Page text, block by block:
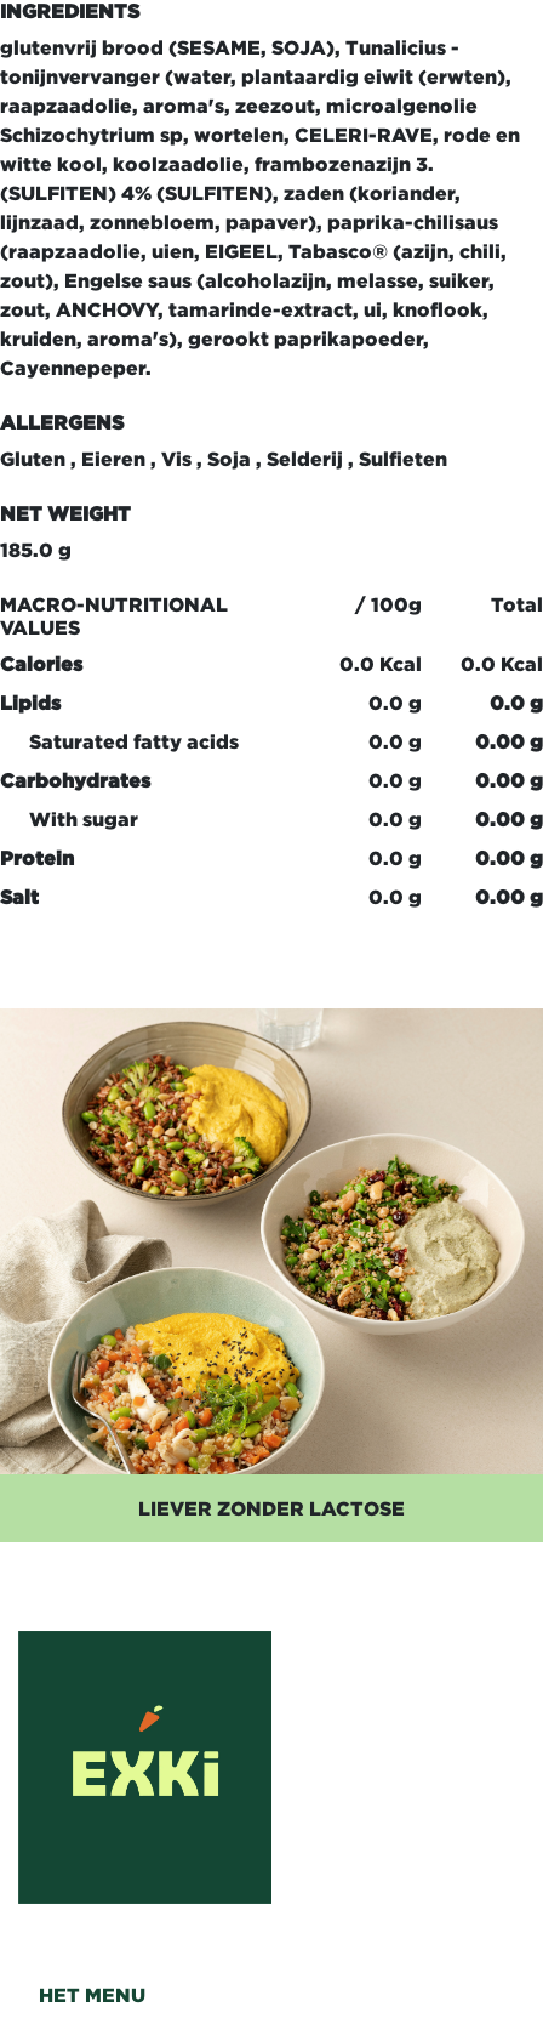
INGREDIENTS
glutenvrij brood (SESAME, SOJA), Tunalicius -
tonijnvervanger (water, plantaardig eiwit (erwten),
raapzaadolie, aroma's, zeezout, microalgenolie
Schizochytrium sp, wortelen, CELERI-RAVE, rode en
witte kool, koolzaadolie, frambozenazijn 3.
(SULFITEN) 4% (SULFITEN), zaden (koriander,
lijnzaad, zonnebloem, papaver), paprika-chilisaus
(raapzaadolie, uien, EIGEEL, Tabasco® (azijn, chili,
zout), Engelse saus (alcoholazijn, melasse, suiker,
zout, ANCHOVY, tamarinde-extract, ui, knoflook,
kruiden, aroma's), gerookt paprikapoeder,
Cayennepeper.
ALLERGENS
Gluten , Eieren , Vis , Soja , Selderij , Sulfieten
NET WEIGHT
185.0 g
MACRO-NUTRITIONAL
VALUES
/ 100g Total
Calories 0.0 Kcal
0.0 Kcal
Lipids
0.0 g
0.0 g
Saturated fatty acids
0.0 g
0.00 g
Carbohydrates
0.0 g
0.00 g
With sugar
0.0 g
0.00 g
Protein
0.0 g
0.00 g
Salt
0.0 g 0.00 g
LIEVER ZONDER LACTOSE
HET MENU